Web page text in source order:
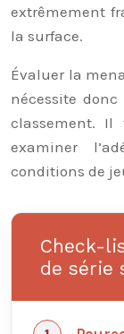
extrêmement
la surface.
Évaluer la
nécessite
classement.
examiner
conditions de
Check-
de série